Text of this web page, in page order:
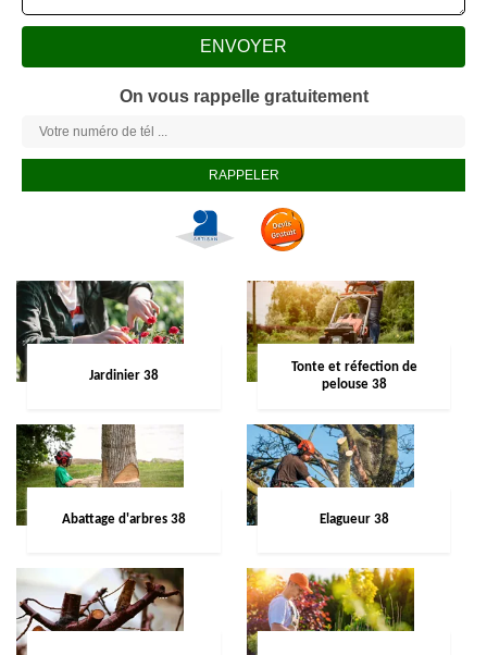
On vous rappelle gratuitement
Jardinier 38
Tonte et réfection de
pelouse 38
Abattage d'arbres 38 Elagueur 38